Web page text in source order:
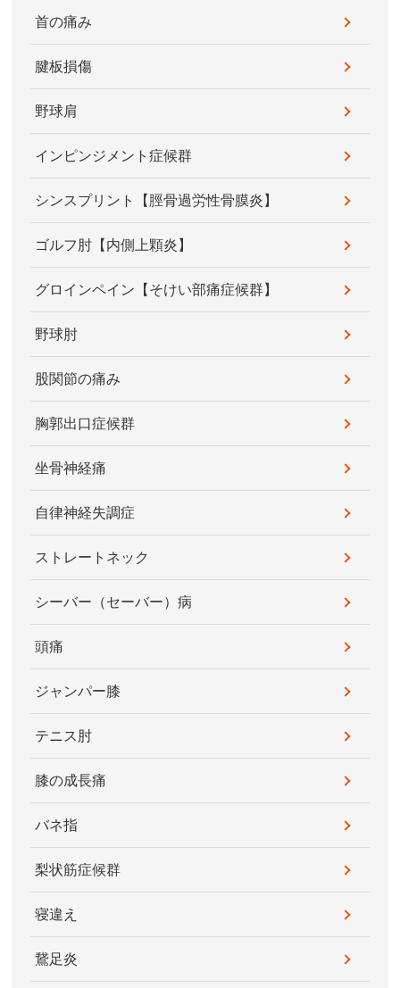
首の痛み
腱板損傷
野球肩
インピンジメント症候群
シンスプリント【脛骨過労性骨膜炎】
ゴルフ肘【内側上顆炎】
グロインペイン【そけい部痛症候群】
野球肘
股関節の痛み
胸郭出口症候群
坐骨神経痛
自律神経失調症
ストレートネック
シーバー（セーバー）病
頭痛
ジャンパー膝
テニス肘
膝の成長痛
バネ指
梨状筋症候群
寝違え
鵞足炎